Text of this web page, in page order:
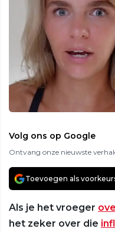
Volg ons op Google
Ontvang onze nieuwste
Toevoegen als
Als je het vroeger
het zeker over die